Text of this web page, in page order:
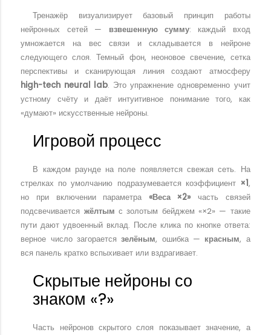
Тренажёр визуализирует базовый принцип работы
нейронных сетей — взвешенную сумму: каждый вход
умножается на вес связи и складывается в нейроне
следующего слоя. Темный фон, неоновое свечение, сетка
перспективы и сканирующая линия создают атмосферу
high-tech neural lab. Это упражнение одновременно учит
устному счёту и даёт интуитивное понимание того, как
«думают» искусственные нейроны.
Игровой процесс
В каждом раунде на поле появляется свежая сеть. На
стрелках по умолчанию подразумевается коэффициент ×1,
но при включении параметра «Веса ×2»часть связей
подсвечивается жёлтым с золотым бейджем «×2» — такие
пути дают удвоенный вклад. После клика по кнопке ответа:
верное число загораетсязелёным, ошибка — красным, а
вся панель кратко вспыхивает или вздрагивает.
Скрытые нейроны со
знаком «?»
Часть нейронов скрытого слоя показывает значение, а